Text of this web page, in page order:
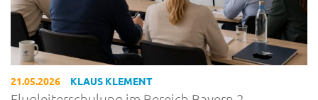
21.05.2026 KLAUS KLEMENT